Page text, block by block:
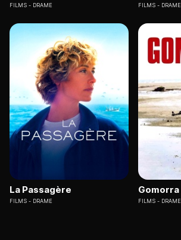
FILMS DRAME FILMS DRAME
La Passagère
FILMS DRAME
Gomorra
FILMS DRAME